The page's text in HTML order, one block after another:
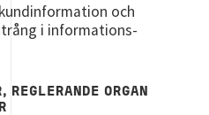
och
i informations-
REGLERANDE ORGAN